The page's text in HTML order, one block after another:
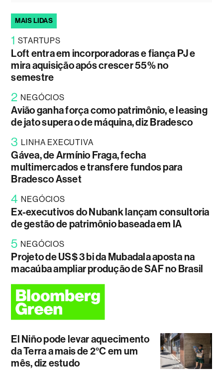
MAIS LIDAS
1 STARTUPS
Loft entra em incorporadoras e fiança PJ e
mira aquisição após crescer 55% no
semestre
2 NEGÓCIOS
Avião ganha força como patrimônio, e leasing
de jato supera o de máquina, diz Bradesco
3 LINHA EXECUTIVA
Gávea, de Armínio Fraga, fecha
multimercados e transfere fundos para
Bradesco Asset
4 NEGÓCIOS
Ex-executivos do Nubank lançam consultoria
de gestão de patrimônio baseada em IA
5 NEGÓCIOS
Projeto de US$ 3 bi da Mubadala aposta na
macaúba ampliar produção de SAF no Brasil
El Niño pode levar aquecimento
da Terra a mais de 2°C em um
mês, diz estudo